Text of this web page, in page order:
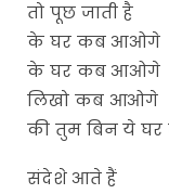
तो पूछ जाती है
के घर कब आओगे
के घर कब आओगे
लिखो कब आओगे
की तुम बिन ये घर
संदेशे आते हैं